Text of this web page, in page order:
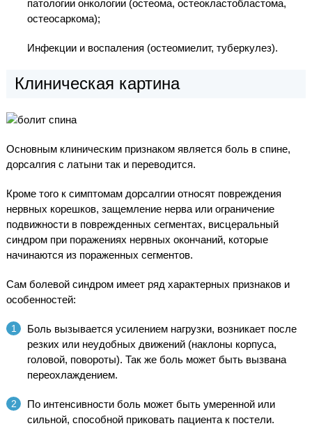
патологии онкологии (остеома, остеокластобластома,
остеосаркома);
Инфекции и воспаления (остеомиелит, туберкулез).
Клиническая картина
Основным клиническим признаком является боль в спине,
дорсалгия с латыни так и переводится.
Кроме того к симптомам дорсалгии относят повреждения
нервных корешков, защемление нерва или ограничение
подвижности в поврежденных сегментах, висцеральный
синдром при поражениях нервных окончаний, которые
начинаются из пораженных сегментов.
Сам болевой синдром имеет ряд характерных признаков и
особенностей:
Боль вызывается усилением нагрузки, возникает после
резких или неудобных движений (наклоны корпуса,
головой, повороты). Так же боль может быть вызвана
переохлаждением.
По интенсивности боль может быть умеренной или
сильной, способной приковать пациента к постели.